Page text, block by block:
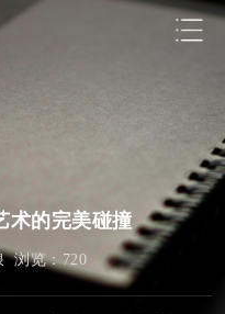
术的完美碰撞
浏览： 720